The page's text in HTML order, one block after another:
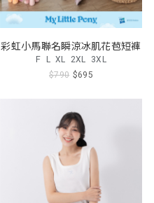
彩虹小馬聯名瞬涼冰肌花苞短褲
F L XL 2XL 3XL
$790 $695